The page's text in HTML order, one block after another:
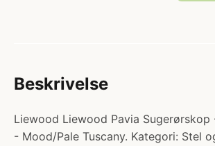
Beskrivelse
Liewood Liewood Pavia
- Mood/Pale Tuscany. Kategori: Stel